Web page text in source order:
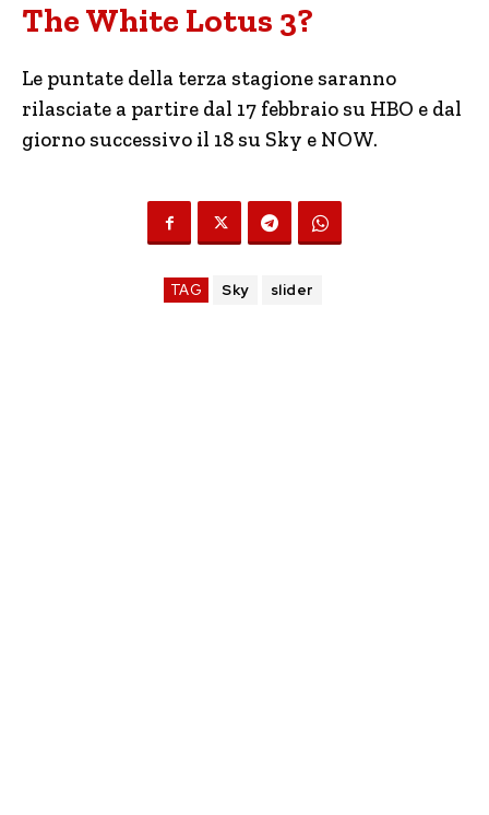
The White Lotus 3?
Le puntate della terza stagione saranno
rilasciate a partire dal 17 febbraio su HBO e dal
giorno successivo il 18 su Sky e NOW.
TAG Sky slider